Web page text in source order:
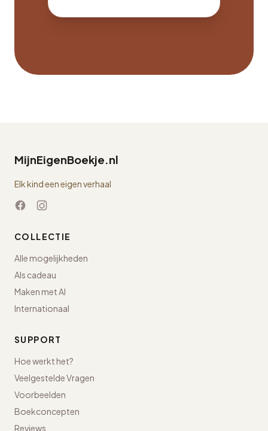
MijnEigenBoekje.nl
Elk kind een eigen verhaal
COLLECTIE
Alle mogelijkheden
Als cadeau
Maken met AI
Internationaal
SUPPORT
Hoe werkt het?
Veelgestelde Vragen
Voorbeelden
Boekconcepten
Reviews